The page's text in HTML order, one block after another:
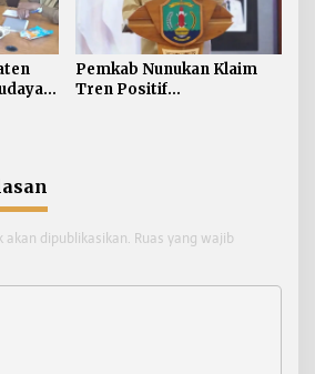
Pemkab Nunukan Klaim
Tren Positif
dipublikasikan. Ruas yang wajib